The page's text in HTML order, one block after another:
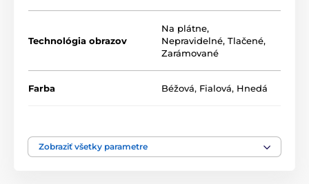
Kvalita je pre nás dôležitá a preto sme pre naše obrazy
Technológia obrazov
Na plátne,
Nepravidelné, Tlačené,
Zarámované
Farba Béžová, Fialová, Hnedá
Zobraziť všetky parametre